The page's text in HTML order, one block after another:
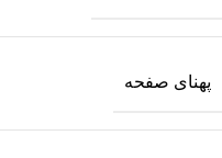
پهنای صفحه